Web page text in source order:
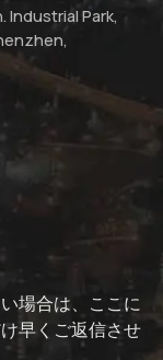
Industrial Park,
場合は、ここに
早くご返信させ